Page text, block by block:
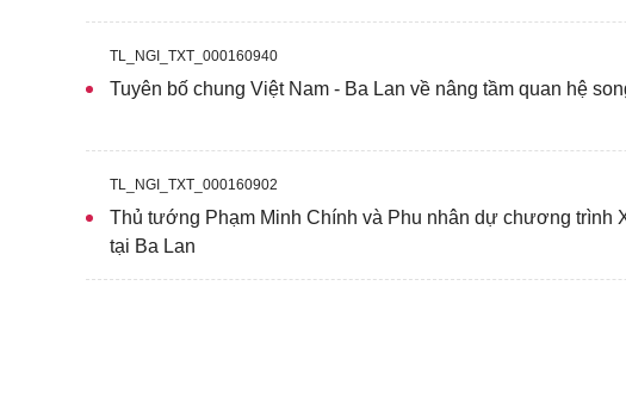
TL_NGI_TXT_000160940
Tuyên bố chung Việt Nam - Ba Lan về nâng tầm quan hệ
TL_NGI_TXT_000160902
Thủ tướng Phạm Minh Chính và Phu nhân dự chương trình
tại Ba Lan